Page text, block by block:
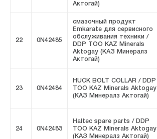
Актогай)
22 0N42485
смазочный продукт
Emkarate для сервисного
обслуживания техники /
DDP ТОО KAZ Minerals
Aktogay (КАЗ Минералз
Актогай)
23 0N42484
HUCK BOLT COLLAR / DDP
ТОО KAZ Minerals Aktogay
(КАЗ Минералз Актогай)
24 0N42483
Haltec spare parts / DDP
ТОО KAZ Minerals Aktogay
(КАЗ Минералз Актогай)